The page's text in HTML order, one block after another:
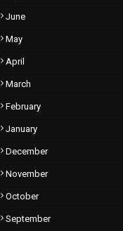
June
May
April
March
February
January
December
November
October
September